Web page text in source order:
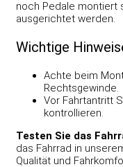
noch Pedale montiert
ausgerichtet werden.
Wichtige
Achte beim
Rechtsgewinde.
Vor Fahrtantritt
kontrollieren.
Testen Sie das
das Fahrrad in
Qualität und